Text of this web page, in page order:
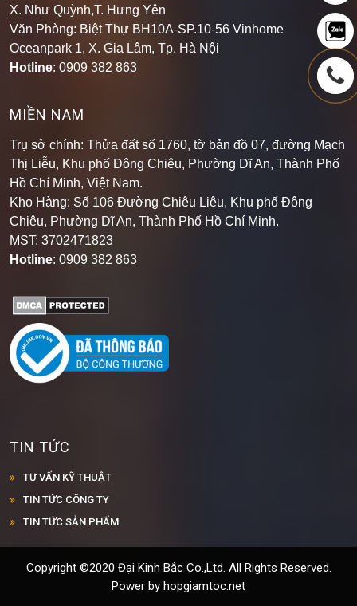
X. Như Quỳnh,T. Hưng Yên
Văn Phòng: Biệt Thự BH10A-SP.10-56 Vinhome
Oceanpark 1, X. Gia Lâm, Tp. Hà Nội
Hotline: 0909 382 863
MIỀN NAM
Trụ sở chính: Thửa đất số 1760, tờ bản đồ 07, đường Mạch
Thị Liễu, Khu phố Đông Chiêu, Phường Dĩ An, Thành Phố
Hồ Chí Minh, Việt Nam.
Kho Hàng: Số 106 Đường Chiêu Liêu, Khu phố Đông
Chiêu, Phường Dĩ An, Thành Phố Hồ Chí Minh.
MST: 3702471823
Hotline: 0909 382 863
TIN TỨC
TƯ VẤN KỸ THUẬT
TIN TỨC CÔNG TY
TIN TỨC SẢN PHẨM
Copyright ©2020 Đại Kinh Bắc Co.,Ltd. All Rights Reserved.
Power by hopgiamtoc.net